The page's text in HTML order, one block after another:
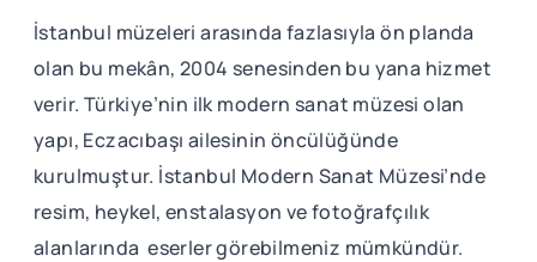
İstanbul müzeleri arasında fazlasıyla ön planda
olan bu mekân, 2004 senesinden bu yana hizmet
verir. Türkiye’nin ilk modern sanat müzesi olan
yapı, Eczacıbaşı ailesinin öncülüğünde
kurulmuştur. İstanbul Modern Sanat Müzesi’nde
resim, heykel, enstalasyon ve fotoğrafçılık
alanlarında eserler görebilmeniz mümkündür.